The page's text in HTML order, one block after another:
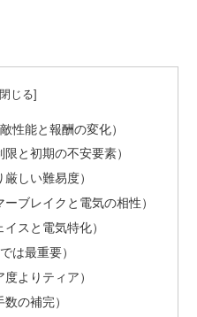
性能と報酬の変化）
と初期の不安要素）
しい難易度）
ブレイクと電気の相性）
スと電気特化）
は最重要）
よりティア）
の補完）